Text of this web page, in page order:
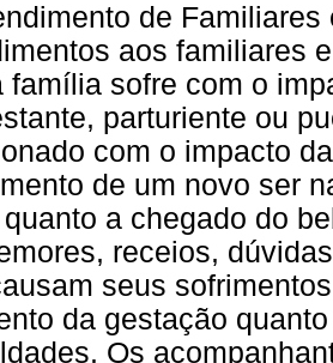
de
aos familiares
família sofre com o
parturiente ou
com o impacto
de um novo ser
a chegado do
receios,
seus
da gestação
Os